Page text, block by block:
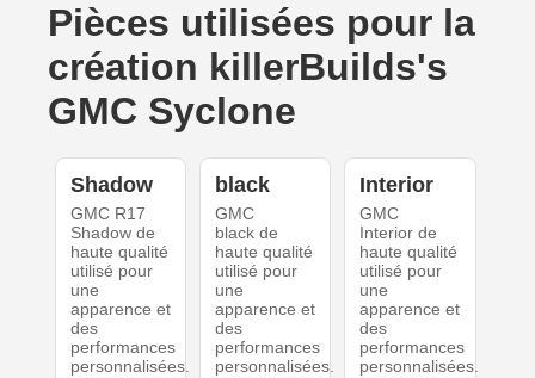
Pièces utilisées pour la
création killerBuilds's
GMC Syclone
Shadow
GMC R17
Shadow de
haute qualité
utilisé pour
une
apparence et
des
performances
personnalisées.
black
GMC
black de
haute qualité
utilisé pour
une
apparence et
des
performances
personnalisées.
Interior
GMC
Interior de
haute qualité
utilisé pour
une
apparence et
des
performances
personnalisées.